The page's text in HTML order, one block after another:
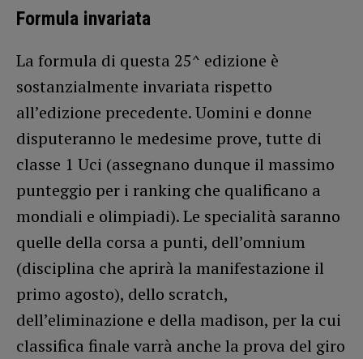
Formula invariata
La formula di questa 25^ edizione è
sostanzialmente invariata rispetto
all’edizione precedente. Uomini e donne
disputeranno le medesime prove, tutte di
classe 1 Uci (assegnano dunque il massimo
punteggio per i ranking che qualificano a
mondiali e olimpiadi). Le specialità saranno
quelle della corsa a punti, dell’omnium
(disciplina che aprirà la manifestazione il
primo agosto), dello scratch,
dell’eliminazione e della madison, per la cui
classifica finale varrà anche la prova del giro